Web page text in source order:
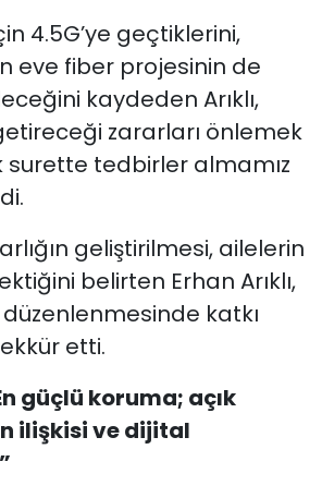
4.5G’ye geçtiklerini,
eve fiber projesinin de
kaydeden Arıklı,
zararları önlemek
tedbirler almamız
geliştirilmesi, ailelerin
belirten Erhan Arıklı,
katkı
etti.
güçlü koruma; açık
ilişkisi ve dijital